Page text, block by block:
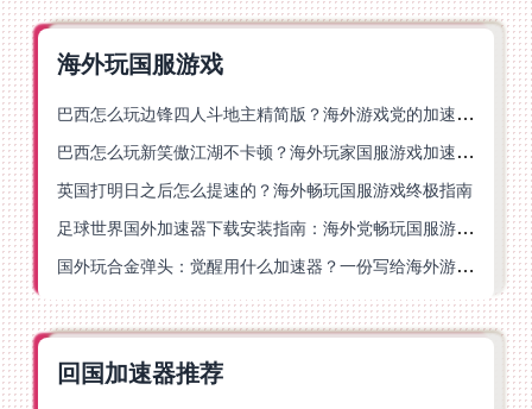
海外玩国服游戏
巴西怎么玩边锋四人斗地主精简版？海外游戏党的加速器终极选择
巴西怎么玩新笑傲江湖不卡顿？海外玩家国服游戏加速终极指南（附猫和老鼠一梦江湖实测）
英国打明日之后怎么提速的？海外畅玩国服游戏终极指南
足球世界国外加速器下载安装指南：海外党畅玩国服游戏的终极解决方案
国外玩合金弹头：觉醒用什么加速器？一份写给海外游子的畅玩指南
回国加速器推荐